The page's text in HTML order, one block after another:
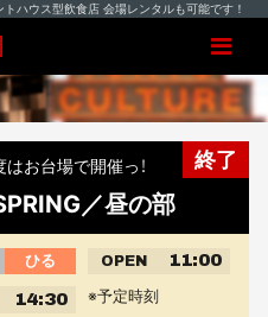
ハウス型飲食店 会場レンタルも可能です！
終了
お台場で開催っ！
／昼の部
ひる OPEN 11:00
14:30 ※予定時刻